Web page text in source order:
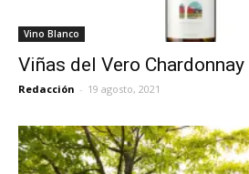
Vino Blanco
Viñas del Vero
Redacción - 19 agosto, 2021